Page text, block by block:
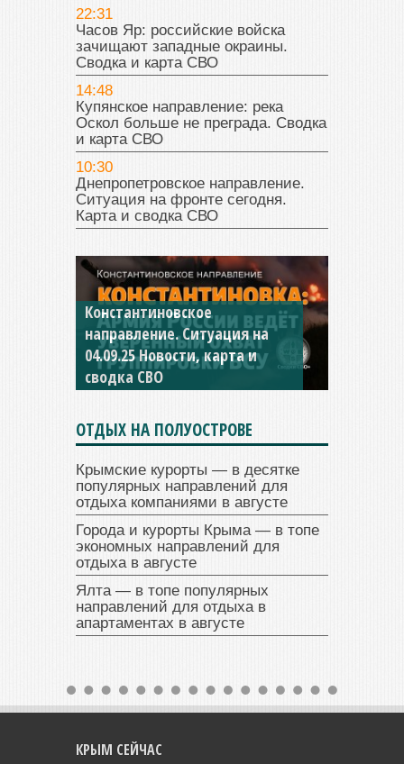
22:31
Часов Яр: российские войска
зачищают западные окраины.
Сводка и карта СВО
14:48
Купянское направление: река
Оскол больше не преграда. Сводка
и карта СВО
10:30
Днепропетровское направление.
Ситуация на фронте сегодня.
Карта и сводка СВО
Константиновское
направление. Ситуация на
04.09.25 Новости, карта и
сводка СВО
ОТДЫХ НА ПОЛУОСТРОВЕ
Крымские курорты — в десятке
популярных направлений для
отдыха компаниями в августе
Города и курорты Крыма — в топе
экономных направлений для
отдыха в августе
Ялта — в топе популярных
направлений для отдыха в
апартаментах в августе
КРЫМ СЕЙЧАС